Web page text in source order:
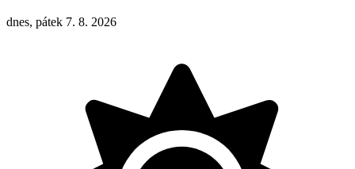
dnes, pátek 7. 8. 2026